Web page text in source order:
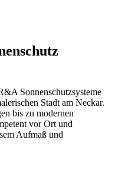
Sonnenschutzsysteme
Stadt am Neckar.
bis zu modernen
vor Ort und
Aufmaß und